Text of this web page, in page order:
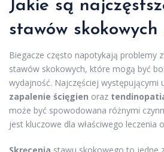
Jakie są
stawów
Biegacze często napotykają problemy
stawów skokowych, które mogą być
wydajność. Najczęściej występującymi
zapalenie ścięgien oraz
może być spowodowana różnymi
jest kluczowe dla właściwego leczenia
Skręcenia stawu skokowego to jedne